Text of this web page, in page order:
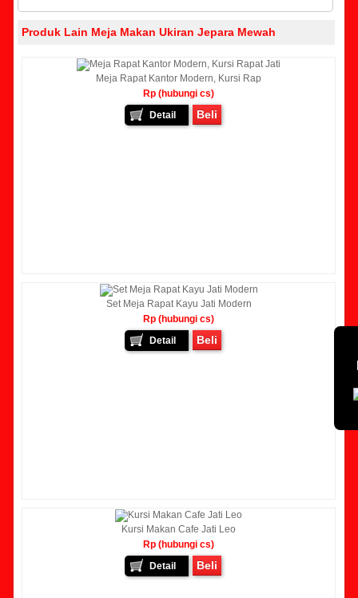
Produk Lain Meja Makan Ukiran Jepara Mewah
Meja Rapat Kantor Modern, Kursi Rap
Rp (hubungi cs)
Detail
Beli
Set Meja Rapat Kayu Jati Modern
Rp (hubungi cs)
Detail
Beli
Kursi Makan Cafe Jati Leo
Rp (hubungi cs)
Detail
Beli